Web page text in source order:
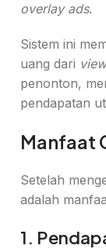
overlay ads.
Sistem ini
uang dari
penonton,
pendapatan
Manfaat
Setelah
adalah
1.